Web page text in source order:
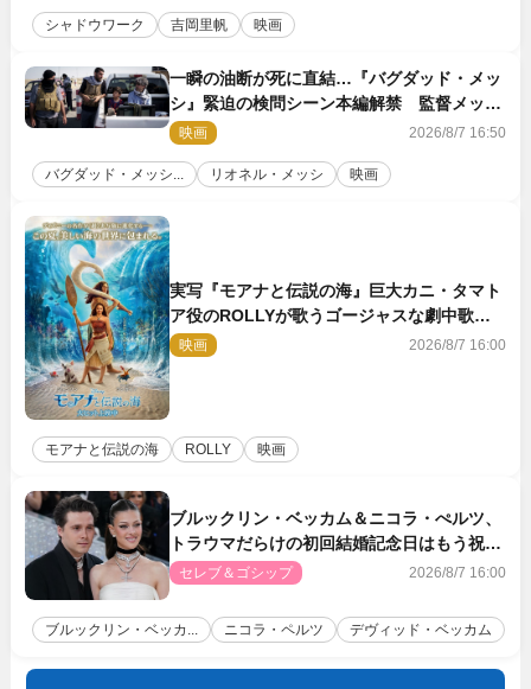
シャドウワーク 吉岡里帆 映画
一瞬の油断が死に直結…『バグダッド・メッ
シ』緊迫の検問シーン本編解禁 監督メッセ
ージも到着
映画 2026/8/7 16:50
バグダッド・メッシ... リオネル・メッシ 映画
実写『モアナと伝説の海』巨大カニ・タマト
ア役のROLLYが歌うゴージャスな劇中歌
「シャイニー」本編映像解禁
映画 2026/8/7 16:00
モアナと伝説の海 ROLLY 映画
ブルックリン・ベッカム＆ニコラ・ぺルツ、
トラウマだらけの初回結婚記念日はもう祝わ
ない
セレブ＆ゴシップ 2026/8/7 16:00
ブルックリン・ベッカ... ニコラ・ペルツ デヴィッド・ベッカム